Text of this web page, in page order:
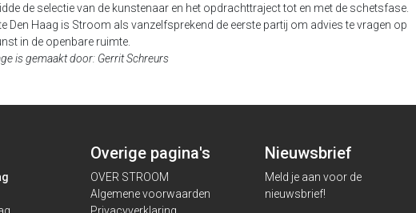
de selectie van de kunstenaar en het opdrachttraject tot en met de schetsfase.
Den Haag is Stroom als vanzelfsprekend de eerste partij om advies te vragen op
in de openbare ruimte.
is gemaakt door: Gerrit Schreurs
Overige pagina's
OVER STROOM
Algemene voorwaarden
Nieuwsbrief
Meld je aan voor de
nieuwsbrief!